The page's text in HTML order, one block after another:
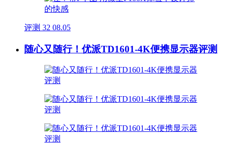
评测 32 08.05
随心又随行！优派TD1601-4K便携显示器评测